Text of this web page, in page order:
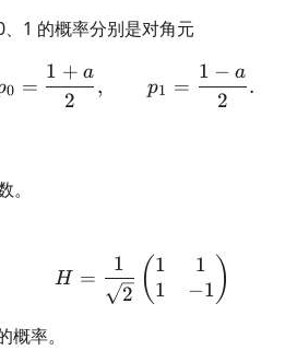
1 的概率分别是对角元
0 =
2
1 + a
, p1 =
2
1 − a
.
H =
2
1 ( 1
1
1
−1 )
率。